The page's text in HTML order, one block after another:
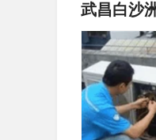
武昌白沙